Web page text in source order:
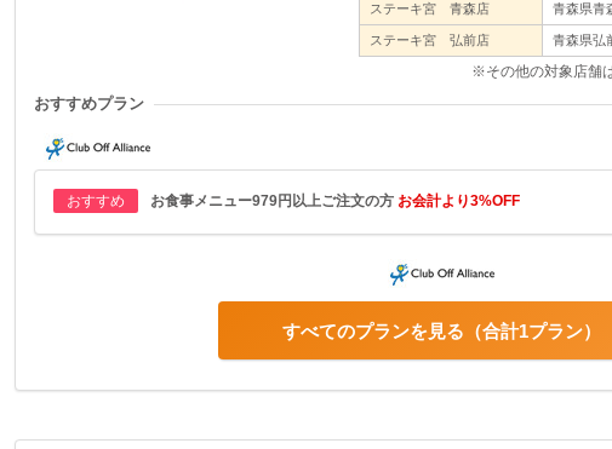
ステーキ宮 青森店 青森県青
ステーキ宮 弘前店 青森県弘
※その他の対象店舗
おすすめプラン
おすすめ お食事メニュー979円以上ご注文の方 お会計より3%OFF
合計1プラン
すべてのプランを見る